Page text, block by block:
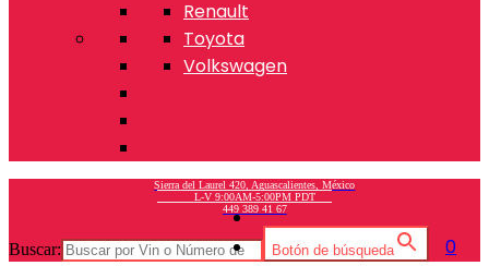
Renault
Toyota
Volkswagen
0
Sierra del Laurel 420, Aguascalientes, México
L-V 9:00AM-5:00PM PDT
449 389 41 67
Buscar: Botón de búsqueda